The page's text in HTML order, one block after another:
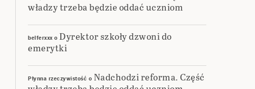
władzy trzeba będzie oddać uczniom
belferxxxo Dyrektor szkoły dzwoni do
emerytki
Płynna rzeczywistość o Nadchodzi reforma. Część